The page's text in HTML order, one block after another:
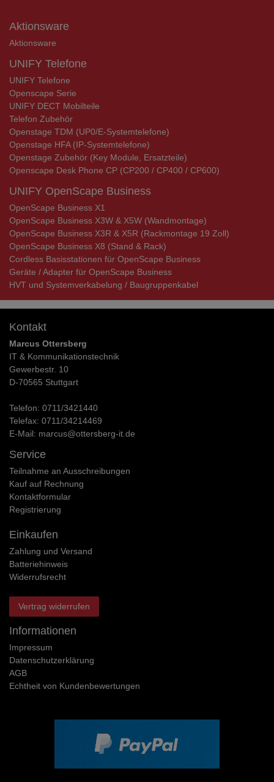
Aktionsware
Aktionsware
UNIFY Telefone
UNIFY Telefone
Openscape Serie
UNIFY DECT Mobilteile
Telefon Zubehör
Openstage TDM (UP0/E-Systemtelefone)
Openstage HFA (IP-Systemtelefone)
Openstage Zubehör (Key Module, Ersatzteile)
Openscape Desk Phone CP (CP200 / CP400 / CP600)
UNIFY OpenScape Business
OpenScape Business X1
OpenScape Business X3W & X5W (Wandmontage)
OpenScape Business X3R & X5R (Rackmontage 19 Zoll)
OpenScape Business X8 (Stand & Rack)
Cordless Basisstationen für OpenScape Business
Geräte / Adapter für OpenScape Business
HVT und Systemverkabelung / Baugruppenkabel
Kontakt
Marcus Ottersberg
IT & Kommunikationstechnik
Gewerbestr. 10
D-70565 Stuttgart
Telefon: 0711/3421440
Telefax: 0711/34214469
E-Mail: marcus@ottersberg-it.de
Service
Teilnahme an Ausschreibungen
Kauf auf Rechnung
Kontaktformular
Registrierung
Einkaufen
Zahlung und Versand
Batteriehinweis
Widerrufs­recht
Vertrag widerrufen
Informationen
Impressum
Daten­schutz­erklärung
AGB
Echtheit von Kundenbewertungen